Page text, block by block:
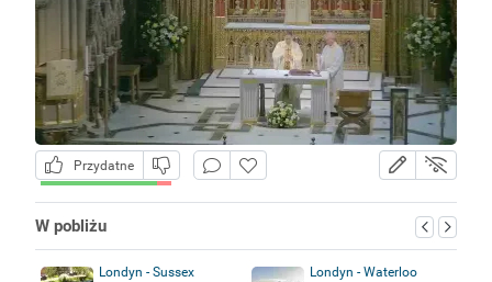
Przydatne
W pobliżu
Londyn - Sussex
Londyn - Waterloo